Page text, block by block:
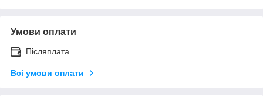
Умови оплати
Післяплата
Всі умови оплати